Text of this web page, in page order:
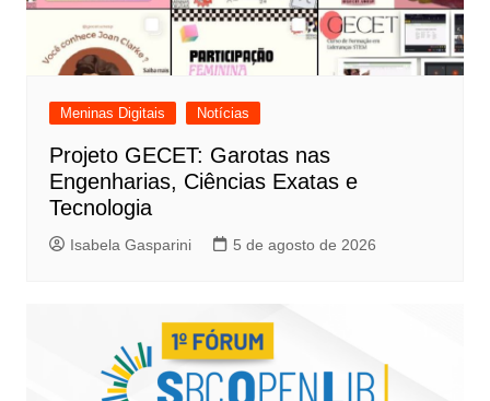
Meninas Digitais Notícias
Projeto GECET: Garotas nas
Engenharias, Ciências Exatas e
Tecnologia
Isabela Gasparini 5 de agosto de 2026